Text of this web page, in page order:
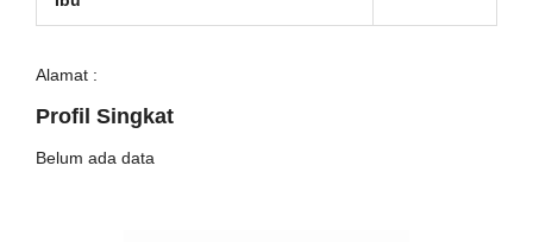
Alamat :
Profil Singkat
Belum ada data